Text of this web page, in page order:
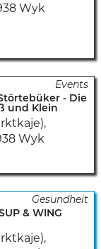
Wyk
- Die
und Klein
Wyk
& WING